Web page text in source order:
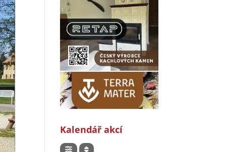
Kalendář akcí